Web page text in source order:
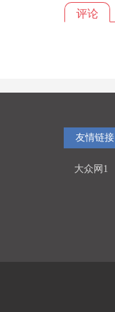
评论
友情链接
大众网1